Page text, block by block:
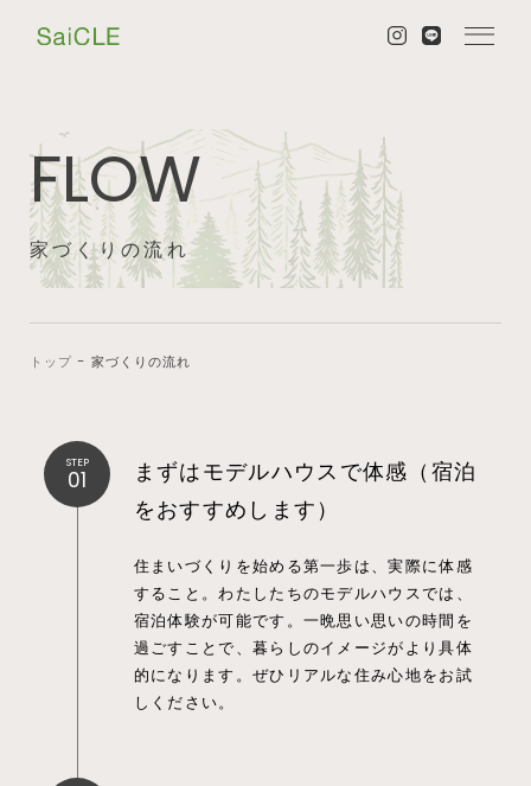
FLOW
家づくりの流れ
トップ − 家づくりの流れ
STEP
01
まずはモデルハウスで体感（宿泊
をおすすめします）
住まいづくりを始める第一歩は、実際に体感
すること。わたしたちのモデルハウスでは、
宿泊体験が可能です。一晩思い思いの時間を
過ごすことで、暮らしのイメージがより具体
的になります。ぜひリアルな住み心地をお試
しください。